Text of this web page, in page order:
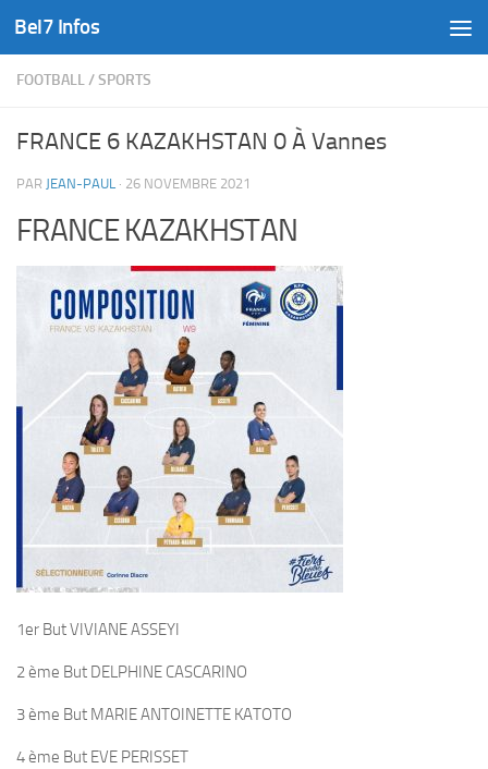
Skip to content
Bel7 Infos
FOOTBALL/SPORTS
FRANCE 6 KAZAKHSTAN 0 À Vannes
PAR JEAN-PAUL · 26 NOVEMBRE 2021
FRANCE KAZAKHSTAN
1er But VIVIANE ASSEYI
2 ème But DELPHINE CASCARINO
3 ème But MARIE ANTOINETTE KATOTO
4 ème But EVE PERISSET